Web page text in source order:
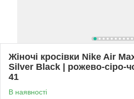
Жіночі кросівки Nike Air
Silver Black | рожево-сіро-
41
В наявності